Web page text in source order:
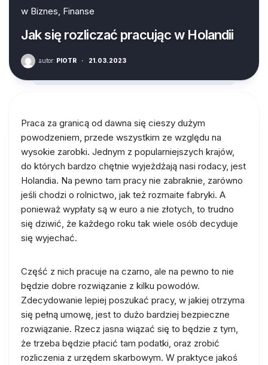
w Biznes, Finanse
Jak się rozliczać pracując w Holandii
autor: PIOTR · 21.03.2023
Praca za granicą od dawna się cieszy dużym
powodzeniem, przede wszystkim ze względu na
wysokie zarobki. Jednym z popularniejszych krajów,
do których bardzo chętnie wyjeżdżają nasi rodacy, jest
Holandia. Na pewno tam pracy nie zabraknie, zarówno
jeśli chodzi o rolnictwo, jak też rozmaite fabryki. A
ponieważ wypłaty są w euro a nie złotych, to trudno
się dziwić, że każdego roku tak wiele osób decyduje
się wyjechać.
Część z nich pracuje na czarno, ale na pewno to nie
będzie dobre rozwiązanie z kilku powodów.
Zdecydowanie lepiej poszukać pracy, w jakiej otrzyma
się pełną umowę, jest to dużo bardziej bezpieczne
rozwiązanie. Rzecz jasna wiązać się to będzie z tym,
że trzeba będzie płacić tam podatki, oraz zrobić
rozliczenia z urzędem skarbowym. W praktyce jakoś